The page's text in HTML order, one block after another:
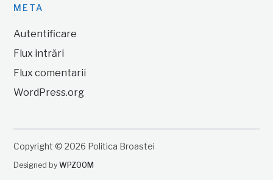
META
Autentificare
Flux intrări
Flux comentarii
WordPress.org
Copyright © 2026 Politica Broastei
Designed byWPZOOM